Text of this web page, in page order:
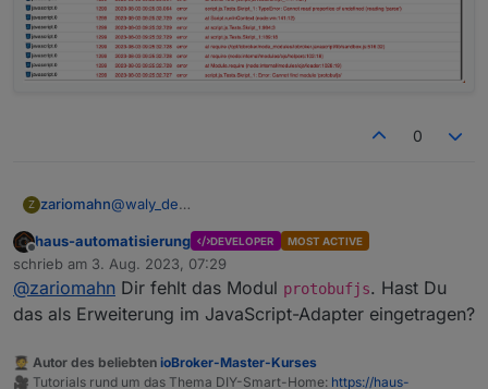
0
Z zariomahn@waly_de
Fehlermeldungen...
Offline
haus-automatisierung DEVELOPER MOST ACTIVE
schrieb am 3. Aug. 2023, 07:29
zuletzt editiert von
@zariomahn Dir fehlt das Modul protobufjs. Hast Du
das als Erweiterung im JavaScript-Adapter eingetragen?
🧑‍🎓 Autor des beliebten ioBroker-Master-Kurses
🎥 Tutorials rund um das Thema DIY-Smart-Home: https://haus-